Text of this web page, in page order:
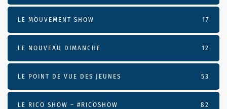
LE MOUVEMENT SHOW 17
LE NOUVEAU DIMANCHE 12
LE POINT DE VUE DES JEUNES 53
LE RICO SHOW – #RICOSHOW 82